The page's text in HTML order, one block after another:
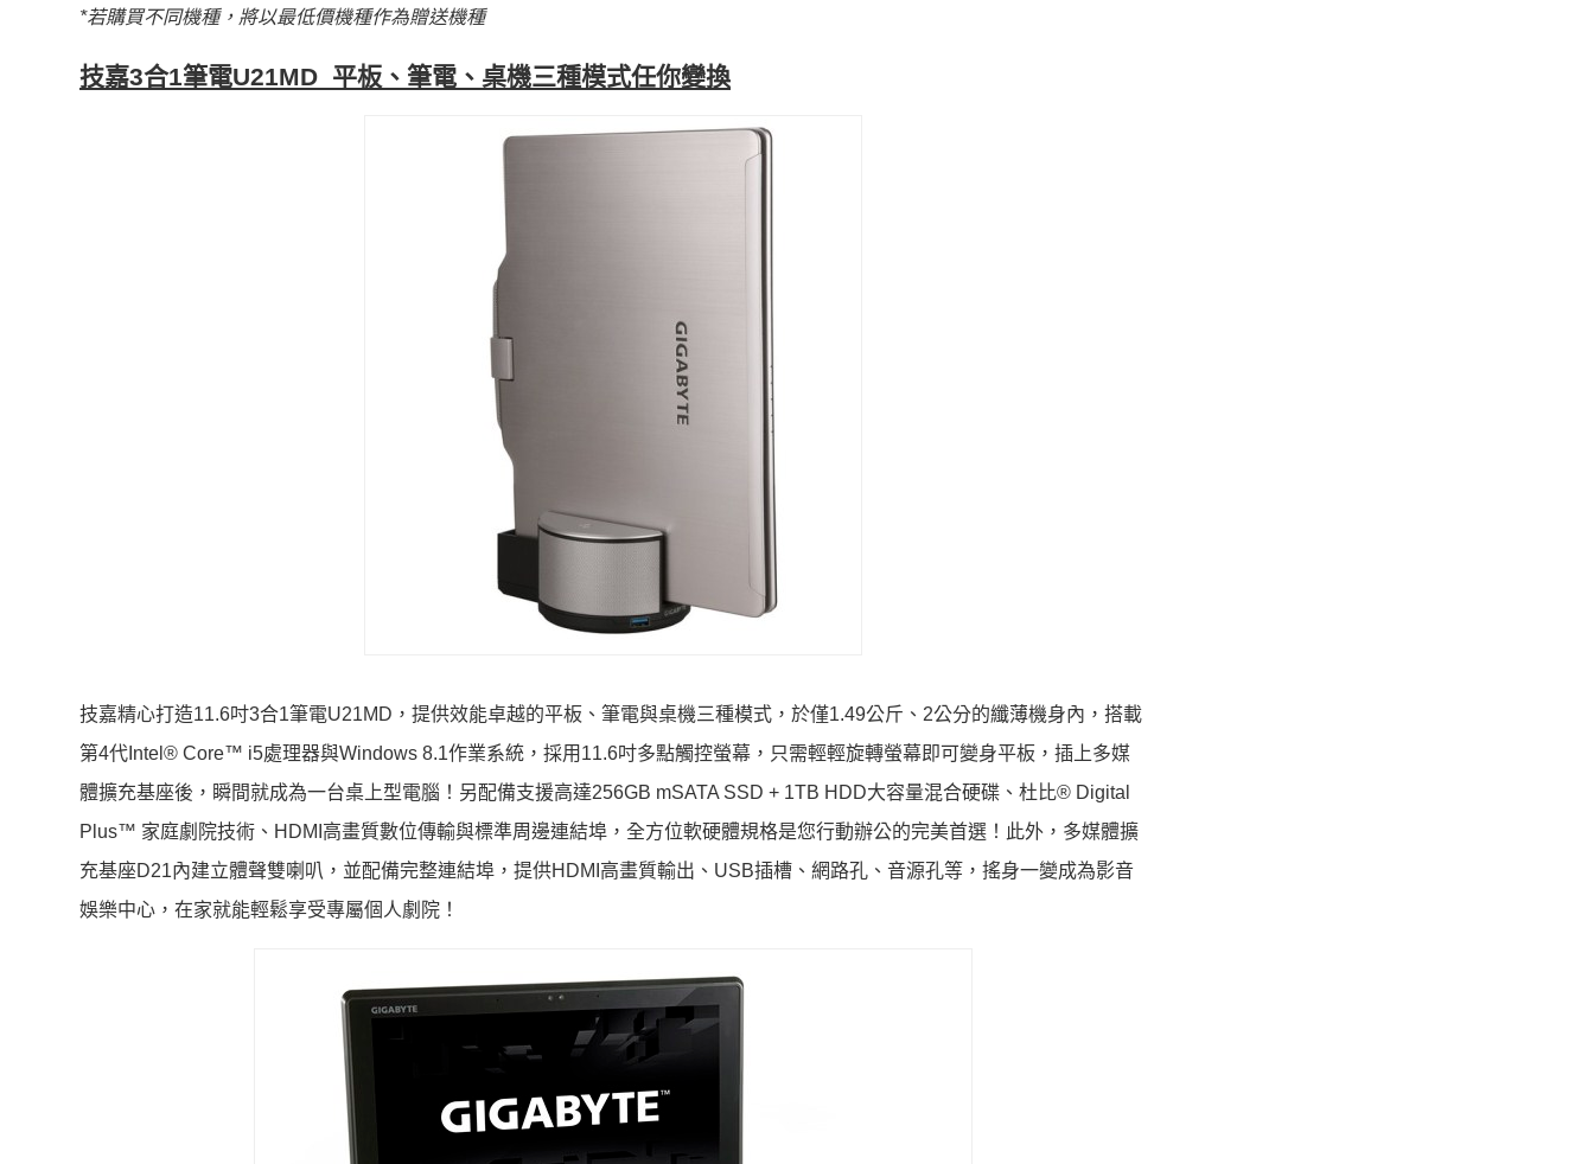
*若購買不同機種，將以最低價機種作為贈送機種
技嘉3合1筆電U21MD 平板、筆電、桌機三種模式任你變換
技嘉精心打造11.6吋3合1筆電U21MD，提供效能卓越的平板、筆電與桌機三種模式，於僅1.49公斤、2公分的纖薄機身內，搭載
第4代Intel® Core™ i5處理器與Windows 8.1作業系統，採用11.6吋多點觸控螢幕，只需輕輕旋轉螢幕即可變身平板，插上多媒
體擴充基座後，瞬間就成為一台桌上型電腦！另配備支援高達256GB mSATA SSD + 1TB HDD大容量混合硬碟、杜比® Digital
Plus™ 家庭劇院技術、HDMI高畫質數位傳輸與標準周邊連結埠，全方位軟硬體規格是您行動辦公的完美首選！此外，多媒體擴
充基座D21內建立體聲雙喇叭，並配備完整連結埠，提供HDMI高畫質輸出、USB插槽、網路孔、音源孔等，搖身一變成為影音
娛樂中心，在家就能輕鬆享受專屬個人劇院！